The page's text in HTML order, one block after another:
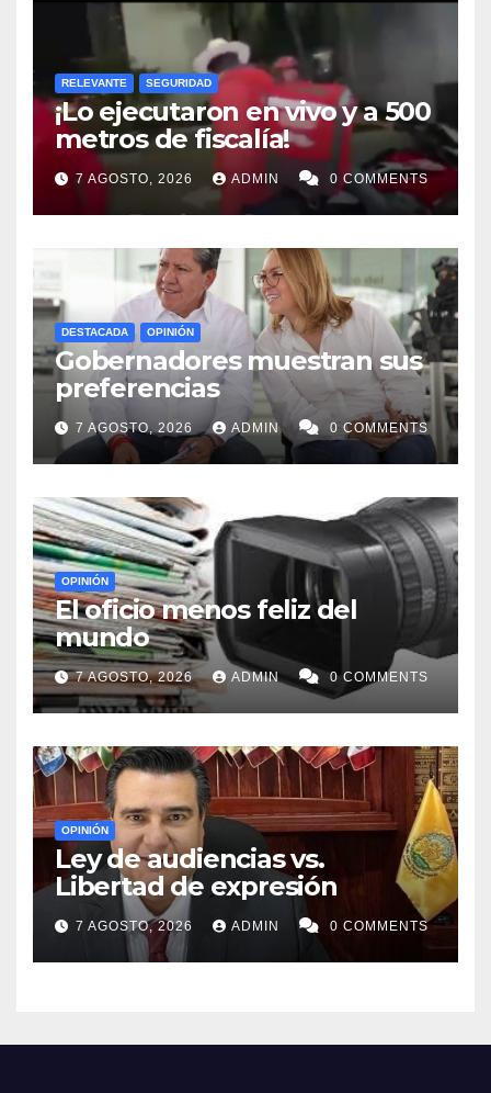
RELEVANTE SEGURIDAD
¡Lo ejecutaron en vivo y a 500
metros de fiscalía!
7 AGOSTO, 2026 ADMIN 0 COMMENTS
DESTACADA OPINIÓN
Gobernadores muestran sus
preferencias
7 AGOSTO, 2026 ADMIN 0 COMMENTS
OPINIÓN
El oficio menos feliz del
mundo
7 AGOSTO, 2026 ADMIN 0 COMMENTS
OPINIÓN
Ley de audiencias vs.
Libertad de expresión
7 AGOSTO, 2026 ADMIN 0 COMMENTS